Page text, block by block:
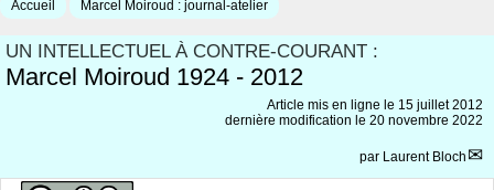
Accueil Marcel Moiroud : journal-atelier
UN INTELLECTUEL À CONTRE-COURANT :
Marcel Moiroud 1924 - 2012
Article mis en ligne le 15 juillet 2012
dernière modification le 20 novembre 2022
par Laurent Bloch